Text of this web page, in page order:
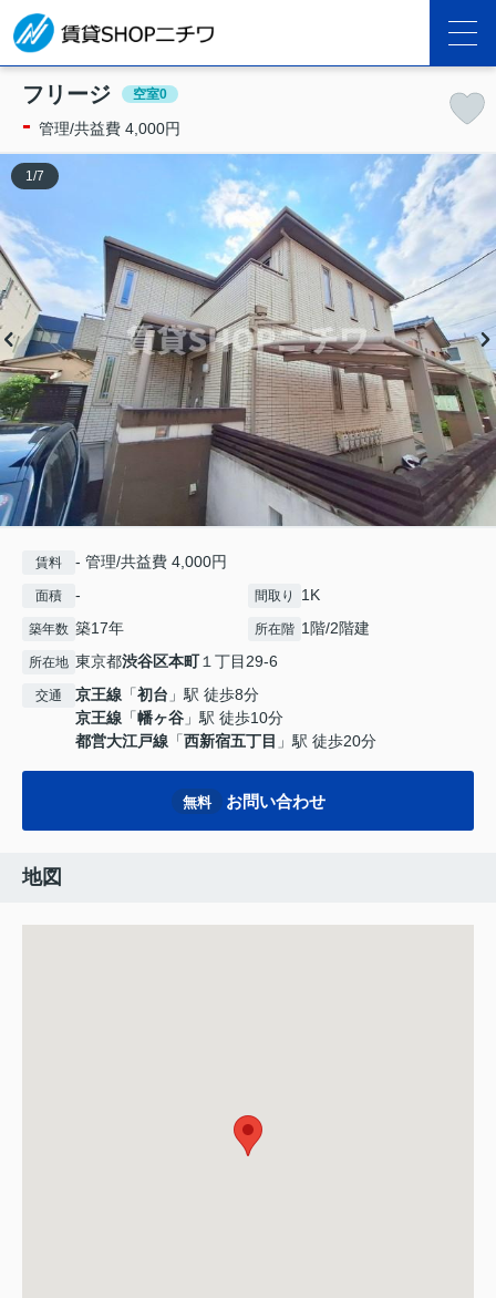
フリージ 空室0
- 管理/共益費 4,000円
1 /7
賃料 - 管理/共益費 4,000円
面積 - 間取り 1K
築年数 築17年 所在階 1階/2階建
所在地 東京都渋谷区本町１丁目29-6
交通 京王線 「初台 」駅 徒歩8分
京王線 「幡ヶ谷 」駅 徒歩10分
都営大江戸線 「西新宿五丁目 」駅 徒歩20分
無料 お問い合わせ
地図